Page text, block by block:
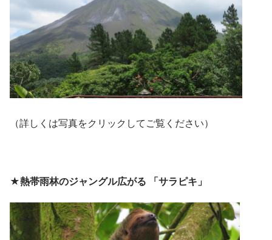
（詳しくは写真をクリックしてご覧ください）
★熱帯雨林のジャングル広がる 「サラピキ」